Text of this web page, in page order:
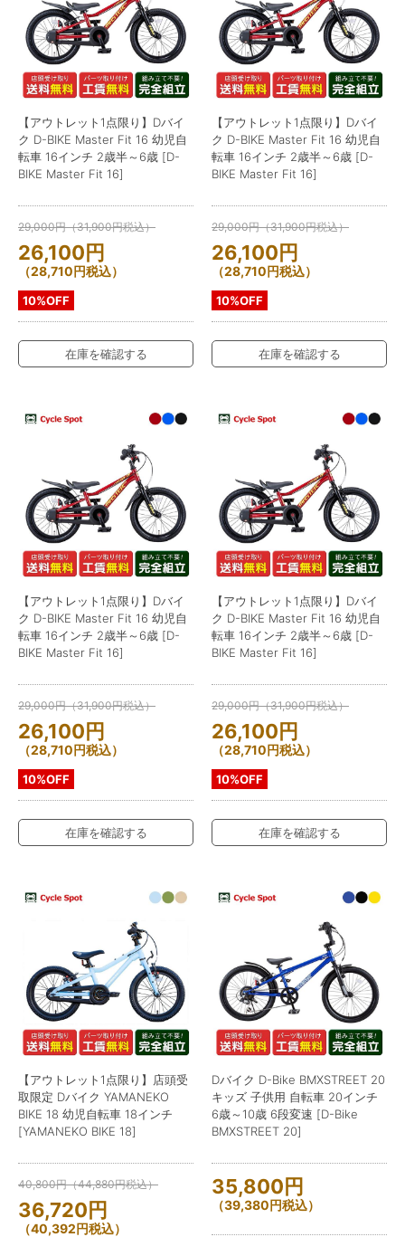
【アウトレット1点限り】Dバイ
ク D-BIKE Master Fit 16 幼児自
転車 16インチ 2歳半～6歳 [D-
BIKE Master Fit 16]
29,000円（31,900円税込）
26,100円
（28,710円税込）
10%OFF
在庫を確認する
【アウトレット1点限り】Dバイ
ク D-BIKE Master Fit 16 幼児自
転車 16インチ 2歳半～6歳 [D-
BIKE Master Fit 16]
29,000円（31,900円税込）
26,100円
（28,710円税込）
10%OFF
在庫を確認する
【アウトレット1点限り】Dバイ
ク D-BIKE Master Fit 16 幼児自
転車 16インチ 2歳半～6歳 [D-
BIKE Master Fit 16]
29,000円（31,900円税込）
26,100円
（28,710円税込）
10%OFF
在庫を確認する
【アウトレット1点限り】Dバイ
ク D-BIKE Master Fit 16 幼児自
転車 16インチ 2歳半～6歳 [D-
BIKE Master Fit 16]
29,000円（31,900円税込）
26,100円
（28,710円税込）
10%OFF
在庫を確認する
【アウトレット1点限り】店頭受
取限定 Dバイク YAMANEKO
BIKE 18 幼児自転車 18インチ
[YAMANEKO BIKE 18]
40,800円（44,880円税込）
36,720円
（40,392円税込）
Dバイク D-Bike BMXSTREET 20
キッズ 子供用 自転車 20インチ
6歳～10歳 6段変速 [D-Bike
BMXSTREET 20]
35,800円
（39,380円税込）